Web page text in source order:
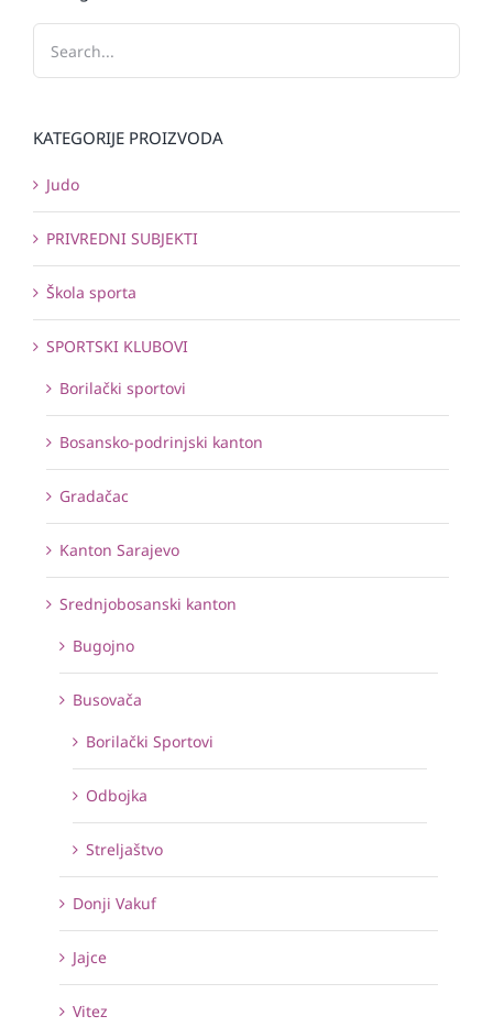
KATEGORIJE PROIZVODA
Judo
PRIVREDNI SUBJEKTI
Škola sporta
SPORTSKI KLUBOVI
Borilački sportovi
Bosansko-podrinjski kanton
Gradačac
Kanton Sarajevo
Srednjobosanski kanton
Bugojno
Busovača
Borilački Sportovi
Odbojka
Streljaštvo
Donji Vakuf
Jajce
Vitez